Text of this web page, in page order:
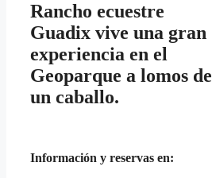
Rancho ecuestre
Guadix vive una gran
experiencia en el
Geoparque a lomos de
un caballo.
Información y reservas en: